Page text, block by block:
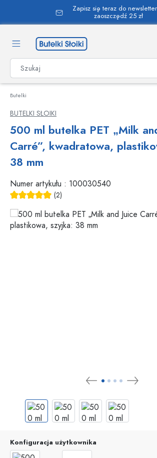
zawartości
Zapisz się teraz do
zaoszczędź 25 zł
Butelki
BUTELKI SŁOIKI
500 ml butelka PET „Milk
Carré”, kwadratowa,
38 mm
Numer artykułu : 100030540
(2)
Konfiguracja użytkownika